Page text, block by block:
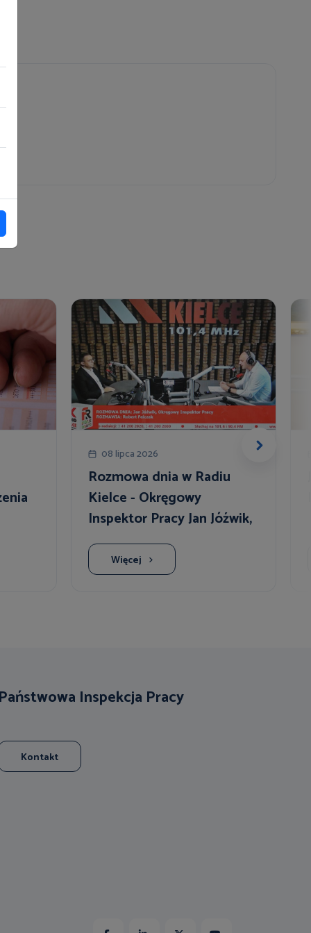
08 lipca 2026
Rozmowa dnia w Radiu
Kielce - Okręgowy
Inspektor Pracy Jan Jóźwik,
o najważniejszych zmianach
w ustawie o Państwowej
Inspekcji Pracy
Więcej
Państwowa Inspekcja Pracy
Kontakt